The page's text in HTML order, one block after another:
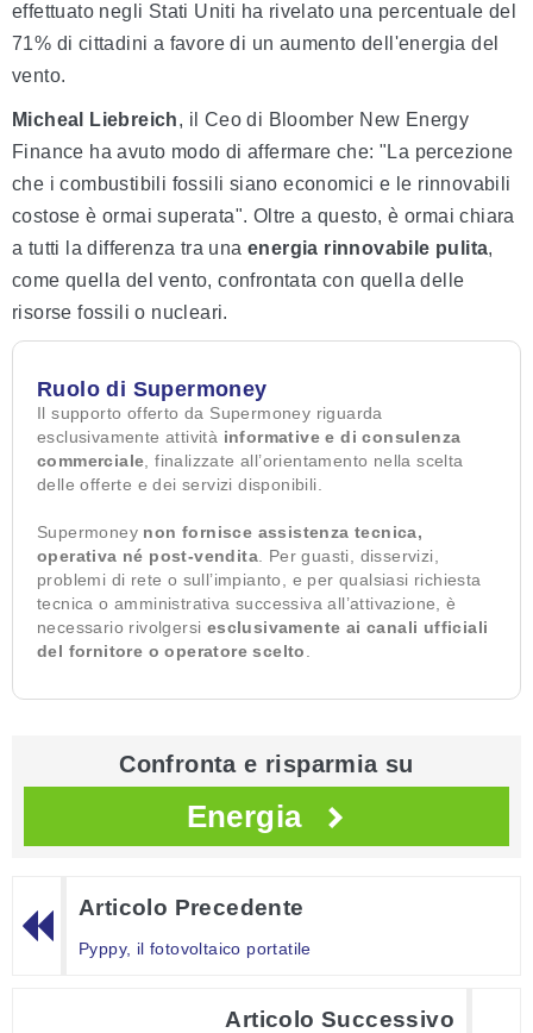
effettuato negli Stati Uniti ha rivelato una percentuale del
71% di cittadini a favore di un aumento dell'energia del
vento.
Micheal Liebreich, il Ceo di Bloomber New Energy
Finance ha avuto modo di affermare che: "La percezione
che i combustibili fossili siano economici e le rinnovabili
costose è ormai superata". Oltre a questo, è ormai chiara
a tutti la differenza tra una energia rinnovabile pulita,
come quella del vento, confrontata con quella delle
risorse fossili o nucleari.
Ruolo di Supermoney
Il supporto offerto da Supermoney riguarda
esclusivamente attività informative e di consulenza
commerciale , finalizzate all’orientamento nella scelta
delle offerte e dei servizi disponibili.
Supermoney non fornisce assistenza tecnica,
operativa né post-vendita . Per guasti, disservizi,
problemi di rete o sull’impianto, e per qualsiasi richiesta
tecnica o amministrativa successiva all’attivazione, è
necessario rivolgersi esclusivamente ai canali ufficiali
del fornitore o operatore scelto
Confronta e risparmia su
Energia
Articolo Precedente
Pyppy, il fotovoltaico portatile
Articolo Successivo